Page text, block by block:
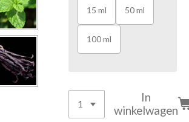
15 ml 50 ml
100 ml
In
winkelwagen